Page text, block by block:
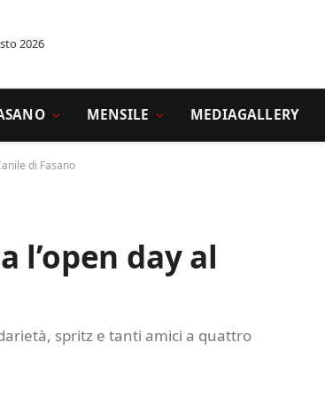
2026
MENSILE MEDIAGALLERY
di Fasano
l’open day al
spritz e tanti amici a quattro